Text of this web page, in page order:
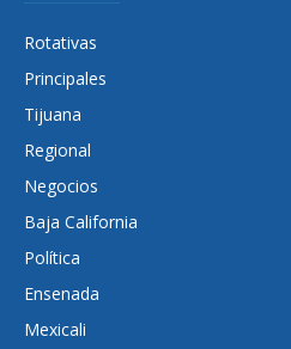
Rotativas
Principales
Tijuana
Regional
Negocios
Baja California
Política
Ensenada
Mexicali